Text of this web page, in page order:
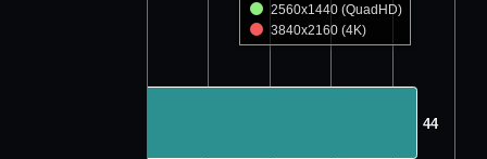
44
44
2560x1440 (QuadHD)
3840x2160 (4K)